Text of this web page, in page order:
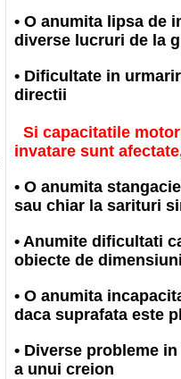
• O anumita lipsa de
diverse lucruri de la
• Dificultate in
directii
Si capacitatile
invatare sunt
• O anumita
sau chiar la sarituri
• Anumite dificultati
obiecte de
• O anumita
daca suprafata este
• Diverse probleme
a unui creion